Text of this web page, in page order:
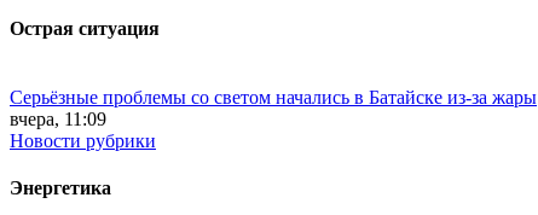
Острая ситуация
Серьёзные проблемы со светом начались в Батайске из-за жары
вчера, 11:09
Новости рубрики
Энергетика